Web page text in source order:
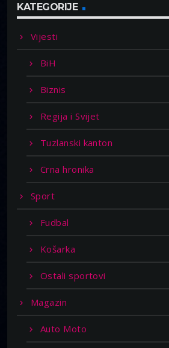
KATEGORIJE
Vijesti
BiH
Biznis
Regija i Svijet
Tuzlanski kanton
Crna hronika
Sport
Fudbal
Košarka
Ostali sportovi
Magazin
Auto Moto